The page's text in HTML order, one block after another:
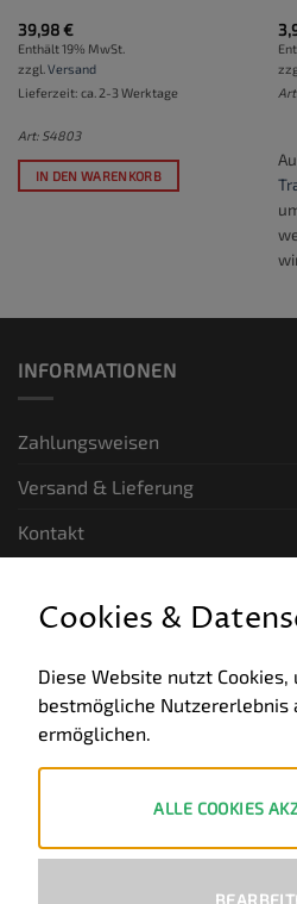
39,98€
Enthält 19% MwSt.
zzgl. Versand
Lieferzeit: ca. 2-3 Werktage
Art: S4803
IN DEN WARENKORB
INFORMATIONEN
Zahlungsweisen
Versand & Lieferung
Kontakt
Allgemeine
Datenschutz
Cookies &
Diese Website nutzt Cookies,
bestmögliche Nutzererlebnis
ermöglichen.
ALLE COOKIES